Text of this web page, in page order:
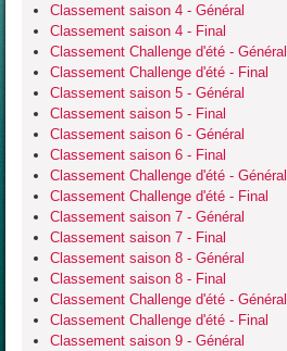
Classement saison 4 - Général
Classement saison 4 - Final
Classement Challenge d'été - Général
Classement Challenge d'été - Final
Classement saison 5 - Général
Classement saison 5 - Final
Classement saison 6 - Général
Classement saison 6 - Final
Classement Challenge d'été - Général
Classement Challenge d'été - Final
Classement saison 7 - Général
Classement saison 7 - Final
Classement saison 8 - Général
Classement saison 8 - Final
Classement Challenge d'été - Général
Classement Challenge d'été - Final
Classement saison 9 - Général